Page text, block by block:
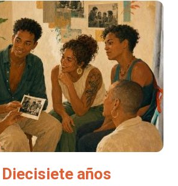
años